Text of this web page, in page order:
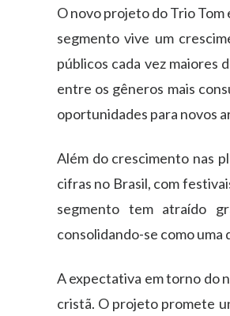
O novo projeto do Trio Tom
segmento vive um
públicos cada vez maiores
entre os gêneros mais
oportunidades para novos
Além do crescimento nas
cifras no Brasil, com
segmento tem atraído
consolidando-se como uma
A expectativa em torno do
cristã. O projeto promete